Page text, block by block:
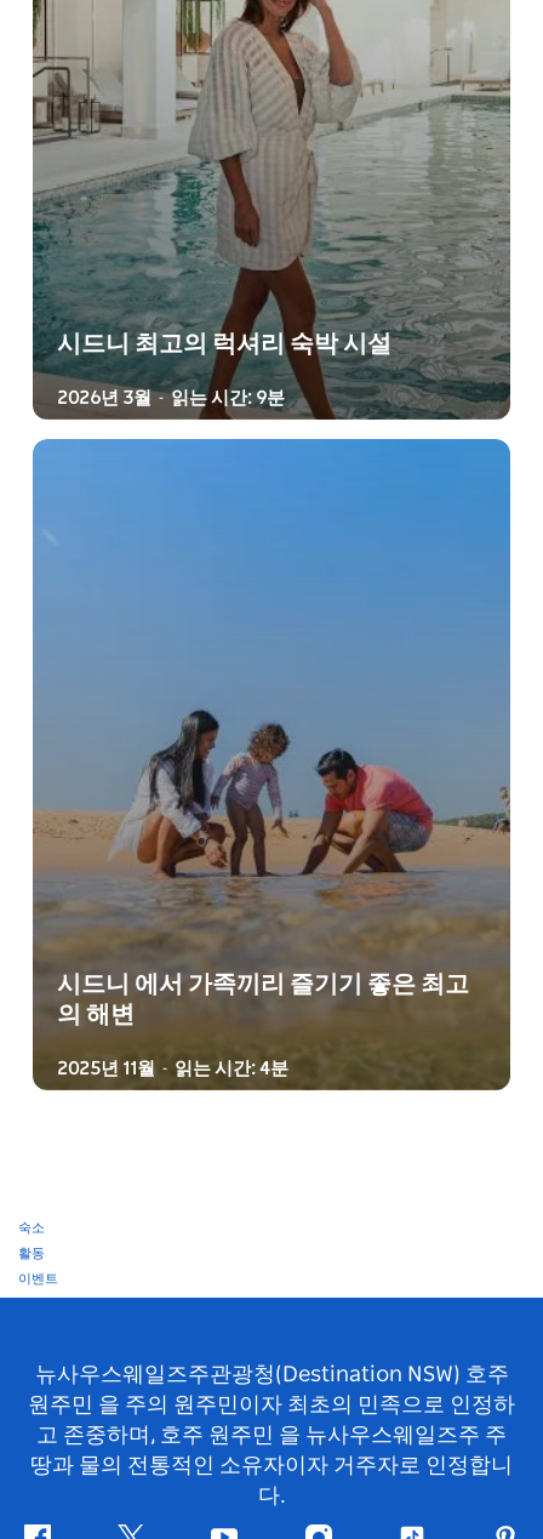
시드니 최고의 럭셔리 숙박 시설
2026년 3월 - 읽는 시간: 9분
시드니 에서 가족끼리 즐기기 좋은 최고
의 해변
2025년 11월 - 읽는 시간: 4분
숙소
활동
이벤트
뉴사우스웨일즈주관광청(Destination NSW) 호주
원주민 을 주의 원주민이자 최초의 민족으로 인정하
고 존중하며, 호주 원주민 을 뉴사우스웨일즈주 주
땅과 물의 전통적인 소유자이자 거주자로 인정합니
다.